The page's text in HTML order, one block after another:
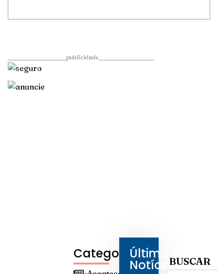
____________________publicidade___________________
CategoriasÚltimas
NotíciasBUSCAR